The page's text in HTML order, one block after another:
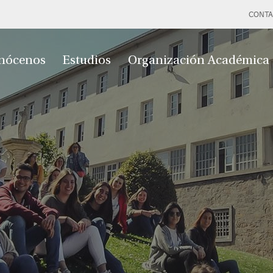
Estudios Organización Académica